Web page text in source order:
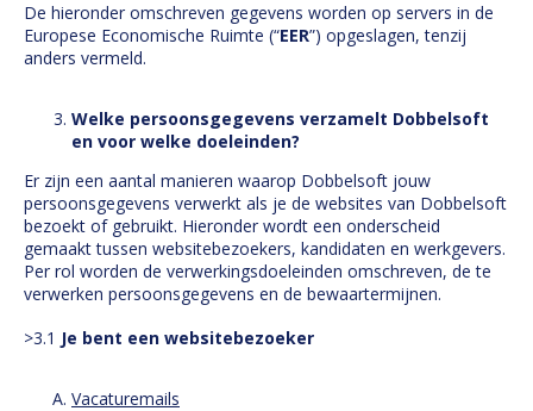
De hieronder omschreven gegevens worden op servers in de
Europese Economische Ruimte (“EER”) opgeslagen, tenzij
anders vermeld.
Welke persoonsgegevens verzamelt Dobbelsoft
en voor welke doeleinden?
Er zijn een aantal manieren waarop Dobbelsoft jouw
persoonsgegevens verwerkt als je de websites van Dobbelsoft
bezoekt of gebruikt. Hieronder wordt een onderscheid
gemaakt tussen websitebezoekers, kandidaten en werkgevers.
Per rol worden de verwerkingsdoeleinden omschreven, de te
verwerken persoonsgegevens en de bewaartermijnen.
>3.1 Je bent een websitebezoeker
Vacaturemails